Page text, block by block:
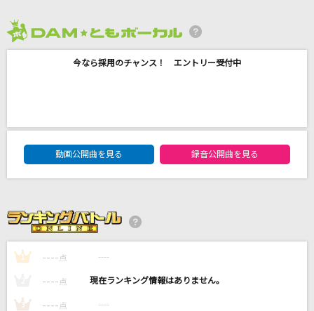
銀の龍の背に乗って
me tour 2018 “stay with you“)
V.斉藤壮馬)、天城燐音(CV.阿座上洋平)、エス(CV.豊島修平)
今なら採用のチャンス！ エントリー受付中
DAM★ともボーカルエントリーランキング
動画公開曲を見る
録音公開曲を見る
1 ---- 点 ----
---- 点 ----
3 ---- 点 ----